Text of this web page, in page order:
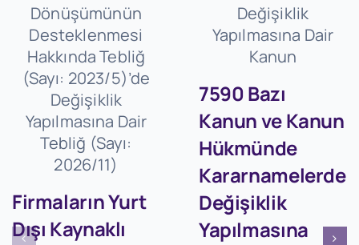
Firmaların Yurt
Dışı Kaynaklı
7590 Bazı
Kanun ve Kanun
Hükmünde
Kararnamelerde
Değişiklik
Yapılmasına